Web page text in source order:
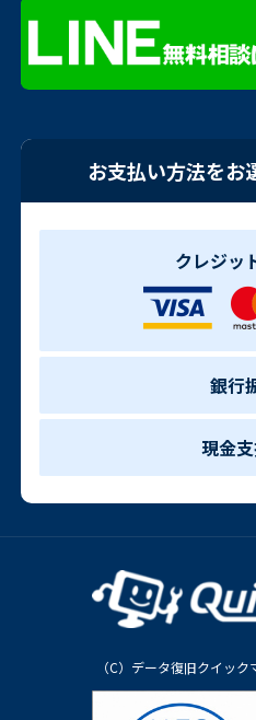
お支払い方法をお
クレジッ
銀行
現金
（C）データ復旧クイッ